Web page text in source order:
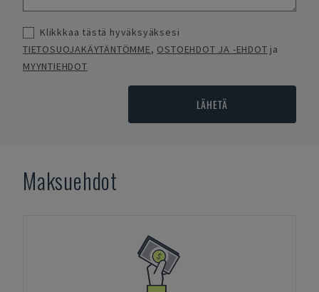
Klikkkaa tästä hyväksyäksesi
TIETOSUOJAKÄYTÄNTÖMME, OSTOEHDOT JA -EHDOT ja
MYYNTIEHDOT
LÄHETÄ
Maksuehdot